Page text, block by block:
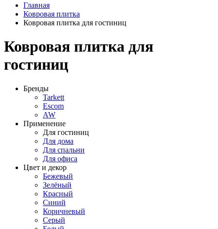
Главная
Ковровая плитка
Ковровая плитка для гостиниц
Ковровая плитка для
гостиниц
Бренды
Tarkett
Escom
AW
Применение
Для гостиниц
Для дома
Для спальни
Для офиса
Цвет и декор
Бежевый
Зелёный
Красный
Синий
Коричневый
Серый